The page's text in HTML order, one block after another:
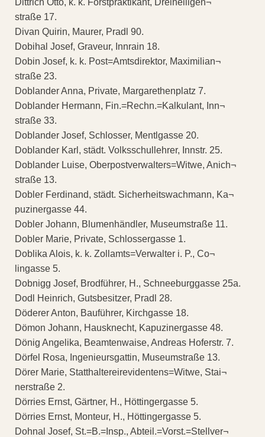
straße 17.
Divan Quirin, Maurer, Pradl 90.
Dobihal Josef, Graveur, Innrain 18.
Dobin Josef, k. k. Post=Amtsdirektor, Maximilian¬
straße 23.
Doblander Anna, Private, Margarethenplatz 7.
Doblander Hermann, Fin.=Rechn.=Kalkulant, Inn¬
straße 33.
Doblander Josef, Schlosser, Mentlgasse 20.
Doblander Karl, städt. Volksschullehrer, Innstr. 25.
Doblander Luise, Oberpostverwalters=Witwe, Anich¬
straße 13.
Dobler Ferdinand, städt. Sicherheitswachmann, Ka¬
puzinergasse 44.
Dobler Johann, Blumenhändler, Museumstraße 11.
Dobler Marie, Private, Schlossergasse 1.
Doblika Alois, k. k. Zollamts=Verwalter i. P., Co¬
lingasse 5.
Dobnigg Josef, Brodführer, H., Schneeburggasse 25a.
Dodl Heinrich, Gutsbesitzer, Pradl 28.
Döderer Anton, Bauführer, Kirchgasse 18.
Dömon Johann, Hausknecht, Kapuzinergasse 48.
Dönig Angelika, Beamtenwaise, Andreas Hoferstr. 7.
Dörfel Rosa, Ingenieursgattin, Museumstraße 13.
Dörer Marie, Statthaltereirevidentens=Witwe, Stai¬
nerstraße 2.
Dörries Ernst, Gärtner, H., Höttingergasse 5.
Dörries Ernst, Monteur, H., Höttingergasse 5.
Dohnal Josef, St.=B.=Insp., Abteil.=Vorst.=Stellver¬